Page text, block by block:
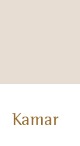
Kamar